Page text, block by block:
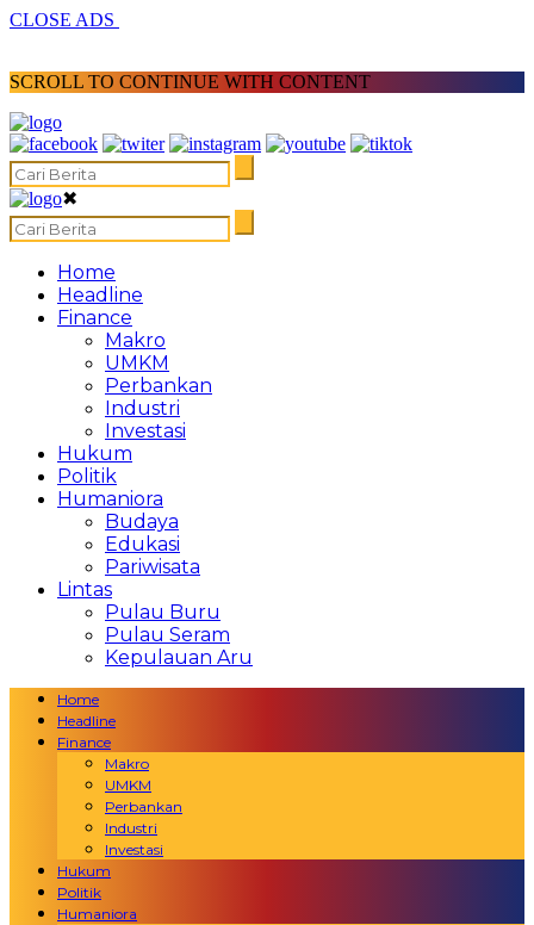
CLOSE ADS
SCROLL TO CONTINUE WITH CONTENT
✖
Home
Headline
Finance
Makro
UMKM
Perbankan
Industri
Investasi
Hukum
Politik
Humaniora
Budaya
Edukasi
Pariwisata
Lintas
Pulau Buru
Pulau Seram
Kepulauan Aru
Home
Headline
Finance
Makro
UMKM
Perbankan
Industri
Investasi
Hukum
Politik
Humaniora